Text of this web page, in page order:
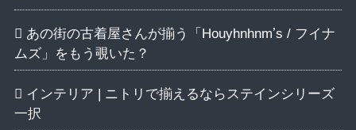
あの街の古着屋さんが揃う「Houyhnhnmʼs / フイナ
ムズ」をもう覗いた？
インテリア | ニトリで揃えるならステインシリーズ
一択